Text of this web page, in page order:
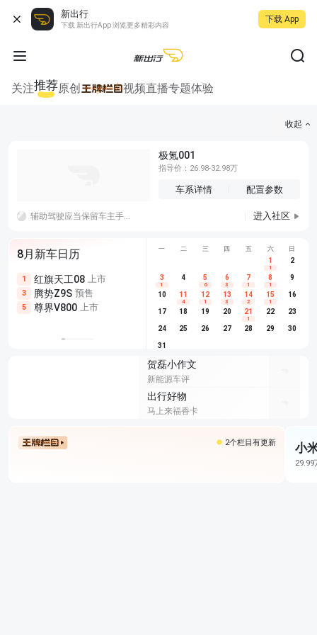
新出行
下载 新出行App 浏览更多精彩内容
下载 App
关注推荐原创 视频直播专题体验
收起
极氪001
指导价：26.98-32.98万
车系详情 配置参数
辅助驾驶应当保留车主手动调速权限，因为机器判断的最优车速不等于用户的实际路况体感 进入社区
8月新车日历
1 红旗天工08 上市
3 腾势Z9S 预售
5 尊界V800 上市
尊界V680 上市
享界G9 预售
别克至境L7 预售
埃安
长城H10
深蓝S05
一 二 三 四 五 六 日
1
1
2
3
1
4 5
6
6
3
7
1
8
1
9
10 11
4
12
1
13
3
14
2
15
1
16
17 18 19 20 21
1
22 23
24 25 26 27 28 29 30
31
贺磊小作文
新能源车评
出行好物
马上来福香卡
2个栏目有更新 小
29.99